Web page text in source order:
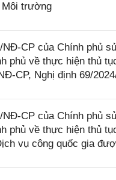
Môi trường
NĐ-CP của Chính phủ
phủ về thực hiện thủ
CP, Nghị định 69/
NĐ-CP của Chính phủ
phủ về thực hiện thủ
vụ công quốc gia